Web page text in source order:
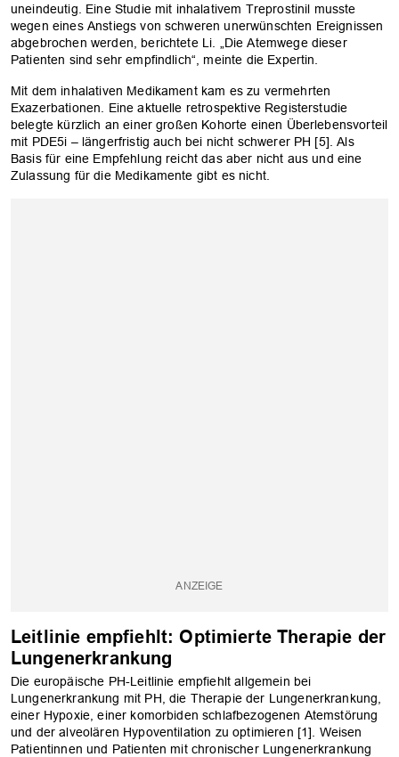
uneindeutig. Eine Studie mit inhalativem Treprostinil musste
wegen eines Anstiegs von schweren unerwünschten Ereignissen
abgebrochen werden, berichtete Li. „Die Atemwege dieser
Patienten sind sehr empfindlich“, meinte die Expertin.
Mit dem inhalativen Medikament kam es zu vermehrten
Exazerbationen. Eine aktuelle retrospektive Registerstudie
belegte kürzlich an einer großen Kohorte einen Überlebensvorteil
mit PDE5i – längerfristig auch bei nicht schwerer PH [5]. Als
Basis für eine Empfehlung reicht das aber nicht aus und eine
Zulassung für die Medikamente gibt es nicht.
Leitlinie empfiehlt: Optimierte Therapie der
Lungenerkrankung
Die europäische PH-Leitlinie empfiehlt allgemein bei
Lungenerkrankung mit PH, die Therapie der Lungenerkrankung,
einer Hypoxie, einer komorbiden schlafbezogenen Atemstörung
und der alveolären Hypoventilation zu optimieren [1]. Weisen
Patientinnen und Patienten mit chronischer Lungenerkrankung